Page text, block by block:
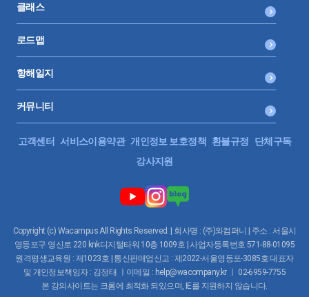
클래스
로드맵
항해일지
커뮤니티
고객센터 서비스이용약관 개인정보 보호정책 환불규정
단체구독
강사지원
Copyright (c) Wacampus All Rights Reserved. | 회사명 : (주)와컴퍼니 | 주소 : 서울시
영등포구 영신로 220 knk디지털타워 10층 1009호 | 사업자등록번호 571-88-01095
원격평생교육원 : 제1023호 | 통신판매업신고 : 제2022-서울영등포-3085호 대표자
및 개인정보책임자 : 김정태 ㅣ이메일 : help@wacompany.kr ㅣ 02-6959-7755
본 강의사이트는 크롬에 최적화 되있으며, IE를 지원하지 않습니다.